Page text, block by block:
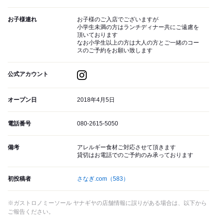
お子様連れ
お子様のご入店でございますが
小学生未満の方はランチディナー共にご遠慮を
頂いております
なお小学生以上の方は大人の方とご一緒のコー
スのご予約をお願い致します
公式アカウント
オープン日 2018年4月5日
電話番号 080-2615-5050
備考
アレルギー食材ご対応させて頂きます
貸切はお電話でのご予約のみ承っております
初投稿者 さなぎ.com （583）
※ガストロノミーソール ヤナギヤの店舗情報に誤りがある場合は、以下から
ご報告ください。